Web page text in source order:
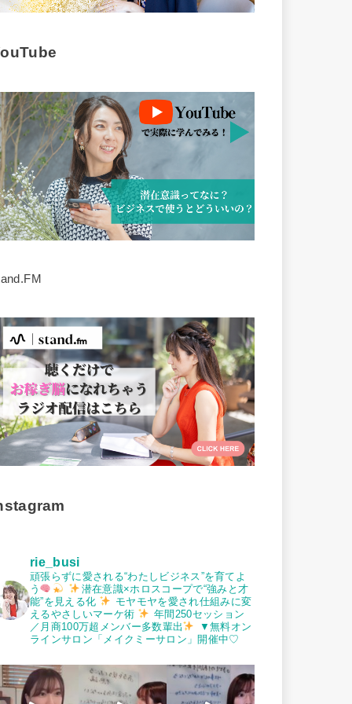
rie_busi
頑張らずに愛される“わたしビジネス”を育てよ
う
潜在意識×ホロスコープで“強みと才
能”を見える化
モヤモヤを愛され仕組みに変
えるやさしいマーケ術
年間250セッション
／月商100万超メンバー多数輩出
▼無料オン
ラインサロン「メイクミーサロン」開催中♡